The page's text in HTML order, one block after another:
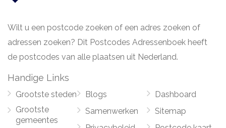
Wilt u een postcode zoeken of een adres zoeken of
adressen zoeken? Dit Postcodes Adressenboek heeft
de postcodes van alle plaatsen uit Nederland.
Handige Links
Grootste steden
Grootste
gemeentes
Blogs
Samenwerken
Dashboard
Sitemap